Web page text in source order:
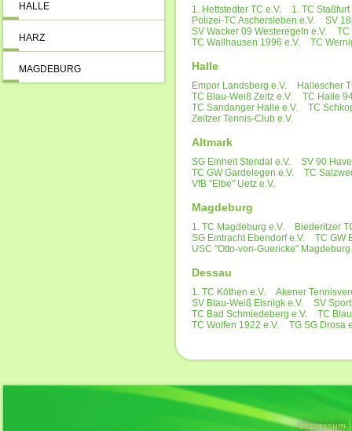
HALLE
HARZ
MAGDEBURG
1. Hettstedter TC e.V.
1. TC Staßfurt
Polizei-TC Aschersleben e.V.
SV
SV Wacker 09 Westeregeln e.V.
TC
TC Wallhausen 1996 e.V.
TC
Halle
Empor Landsberg e.V.
Hallescher
TC Blau-Weiß Zeitz e.V.
TC Halle
TC Sandanger Halle e.V.
TC
Zeitzer Tennis-Club e.V.
Altmark
SG Einheit Stendal e.V.
SV 90
TC GW Gardelegen e.V.
TC
VfB "Elbe" Uetz e.V.
Magdeburg
1. TC Magdeburg e.V.
Biederitzer
SG Eintracht Ebendorf e.V.
TC GW
USC "Otto-von-Guericke" Magdeburg
Dessau
1. TC Köthen e.V.
Akener
SV Blau-Weiß Elsnigk e.V.
SV
TC Bad Schmiedeberg e.V.
TC
TC Wolfen 1922 e.V.
TG SG Drosa
Impressum